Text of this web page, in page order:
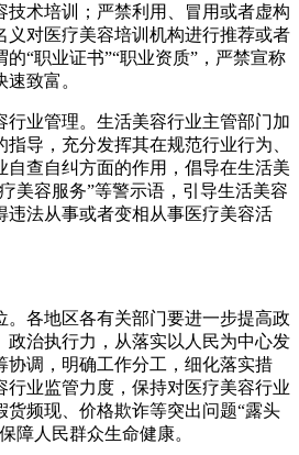
技术培训；严禁利用、冒用或者虚构
义对医疗美容培训机构进行推荐或者
“职业证书”“职业资质”，严禁宣称
致富。
行业管理。生活美容行业主管部门加
导，充分发挥其在规范行业行为、
自查自纠方面的作用，倡导在生活美
美容服务”等警示语，引导生活美容
违法从事或者变相从事医疗美容活
。各地区各有关部门要进一步提高政
政治执行力，从落实以人民为中心发
协调，明确工作分工，细化落实措
行业监管力度，保持对医疗美容行业
货频现、价格欺诈等突出问题“露头
障人民群众生命健康。